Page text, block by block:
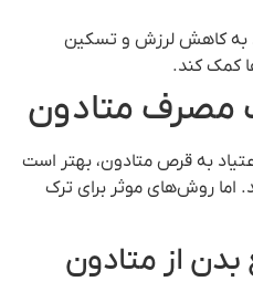
به کاهش لرزش و تسکین
کمک کند.
مصرف متادون
به قرص متادون، بهتر است
اما روش‌های موثر برای ترک